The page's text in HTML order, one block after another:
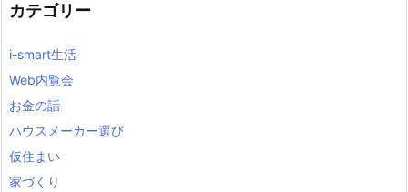
カテゴリー
i-smart生活
Web内覧会
お金の話
ハウスメーカー選び
仮住まい
家づくり